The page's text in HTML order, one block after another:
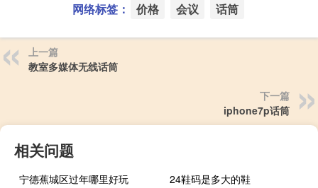
网络标签： 价格 会议 话筒
上一篇
教室多媒体无线话筒
下一篇
iphone7p话筒
相关问题
宁德蕉城区过年哪里好玩
24鞋码是多大的鞋